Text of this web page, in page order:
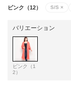
ピンク（12） S/S ×
バリエーション
ピンク（1
2）